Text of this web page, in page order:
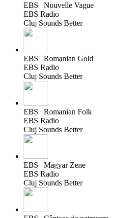
EBS | Nouvelle Vague
EBS Radio
Cluj Sounds Better
EBS | Romanian Gold
EBS Radio
Cluj Sounds Better
EBS | Romanian Folk
EBS Radio
Cluj Sounds Better
EBS | Magyar Zene
EBS Radio
Cluj Sounds Better